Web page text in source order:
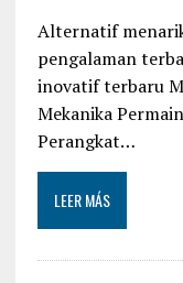
Alternatif
pengalaman
inovatif terbaru
Mekanika
Perangkat…
LEER MÁS